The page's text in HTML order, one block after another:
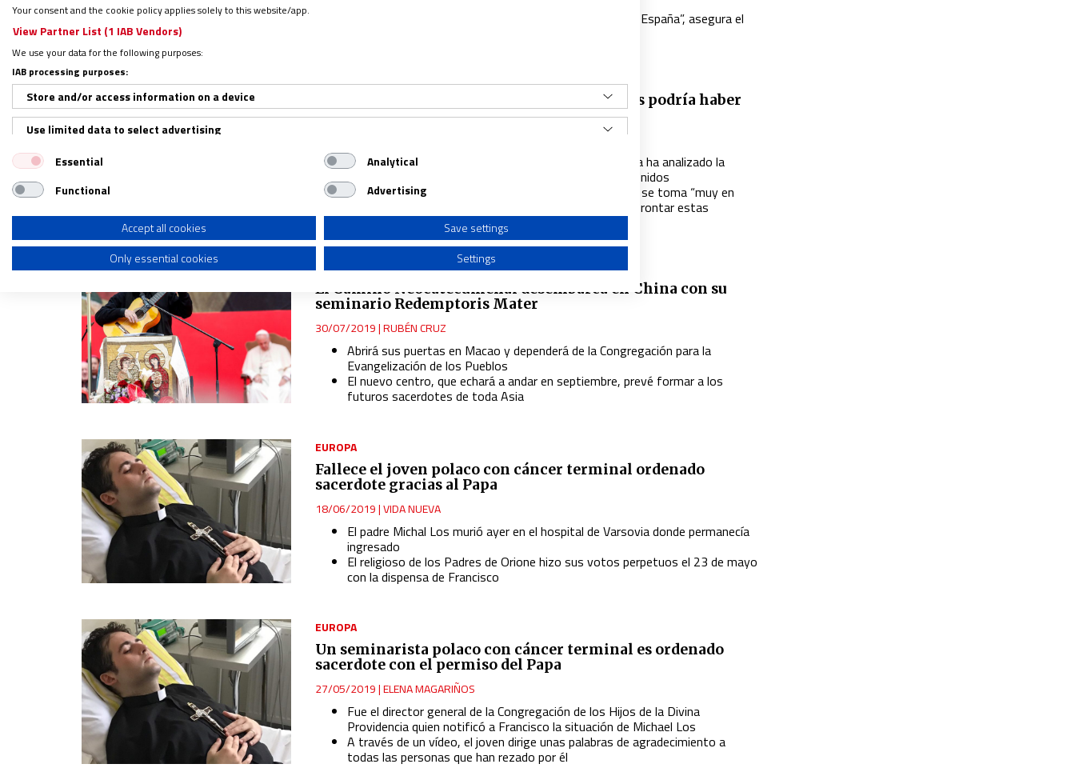
“Los seminarios menores siguen siendo necesarios en España”, asegura el
Uno de cada 10 seminaristas estadounidenses podría haber
sufrido abusos
Un estudio del Instituto McGrath para la Vida de Iglesia ha analizado la
realidad de los jóvenes de los seminarios de Estados Unidos
El 84% considera que la institución a la que pertenecen se toma “muy en
serio” las denuncias, pero piden más formación para afrontar estas
situaciones
ASIA
El Camino Neocatecumenal desembarca en China con su
seminario Redemptoris Mater
30/07/2019|RUBÉN CRUZ
Abrirá sus puertas en Macao y dependerá de la Congregación para la
Evangelización de los Pueblos
El nuevo centro, que echará a andar en septiembre, prevé formar a los
futuros sacerdotes de toda Asia
EUROPA
Fallece el joven polaco con cáncer terminal ordenado
sacerdote gracias al Papa
18/06/2019|VIDA NUEVA
El padre Michal Los murió ayer en el hospital de Varsovia donde permanecía
ingresado
El religioso de los Padres de Orione hizo sus votos perpetuos el 23 de mayo
con la dispensa de Francisco
EUROPA
Un seminarista polaco con cáncer terminal es ordenado
sacerdote con el permiso del Papa
27/05/2019|ELENA MAGARIÑOS
Fue el director general de la Congregación de los Hijos de la Divina
Providencia quien notificó a Francisco la situación de Michael Los
A través de un vídeo, el joven dirige unas palabras de agradecimiento a
todas las personas que han rezado por él
Your consent and the cookie policy applies solely to this website/app.
View Partner List (1 IAB Vendors)
We use your data for the following purposes:
IAB processing purposes:
Store and/or access information on a device
Use limited data to select advertising
Create profiles for personalised advertising
Use profiles to select personalised advertising
Create profiles to personalise content
Use profiles to select personalised content
Measure advertising performance
Measure content performance
Understand audiences through statistics or combinations of data from different sources
Develop and improve services
IAB Special Features:
Use precise geolocation data
Identify devices based on information actively requested
Non-IAB processing purposes:
Advertising
Essential
Analytical
Functional
Advertising
Accept all cookies
Save settings
Only essential cookies
Settings